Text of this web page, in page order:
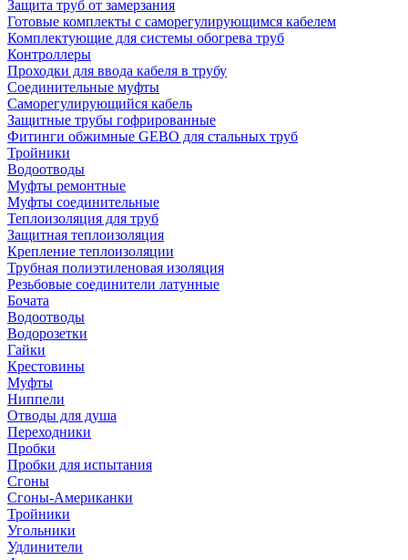
Защита труб от замерзания
Готовые комплекты с саморегулирующимся кабелем
Комплектующие для системы обогрева труб
Контроллеры
Проходки для ввода кабеля в трубу
Соединительные муфты
Саморегулирующийся кабель
Защитные трубы гофрированные
Фитинги обжимные GEBO для стальных труб
Тройники
Водоотводы
Муфты ремонтные
Муфты соединительные
Теплоизоляция для труб
Защитная теплоизоляция
Крепление теплоизоляции
Трубная полиэтиленовая изоляция
Резьбовые соединители латунные
Бочата
Водоотводы
Водорозетки
Гайки
Крестовины
Муфты
Ниппели
Отводы для душа
Переходники
Пробки
Пробки для испытания
Сгоны
Сгоны-Американки
Тройники
Угольники
Удлинители